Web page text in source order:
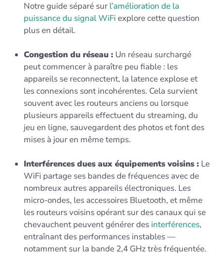
Notre guide séparé sur l’amélioration de la
puissance du signal WiFi explore cette question
plus en détail.
Congestion du réseau : Un réseau surchargé
peut commencer à paraître peu fiable : les
appareils se reconnectent, la latence explose et
les connexions sont incohérentes. Cela survient
souvent avec les routeurs anciens ou lorsque
plusieurs appareils effectuent du streaming, du
jeu en ligne, sauvegardent des photos et font des
mises à jour en même temps.
Interférences dues aux équipements voisins : Le
WiFi partage ses bandes de fréquences avec de
nombreux autres appareils électroniques. Les
micro-ondes, les accessoires Bluetooth, et même
les routeurs voisins opérant sur des canaux qui se
chevauchent peuvent générer des interférences,
entraînant des performances instables —
notamment sur la bande 2,4 GHz très fréquentée.